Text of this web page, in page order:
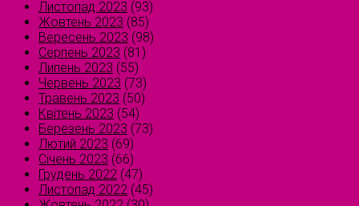
Листопад 2023 (93)
Жовтень 2023 (85)
Вересень 2023 (98)
Серпень 2023 (81)
Липень 2023 (55)
Червень 2023 (73)
Травень 2023 (50)
Квітень 2023 (54)
Березень 2023 (73)
Лютий 2023 (69)
Січень 2023 (66)
Грудень 2022 (47)
Листопад 2022 (45)